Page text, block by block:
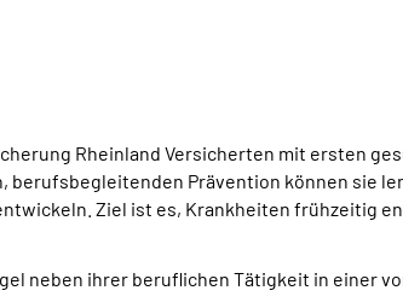
Rheinland Versicherten mit ersten
Prävention können sie
Ziel ist es, Krankheiten frühzeitig
neben ihrer beruflichen Tätigkeit in einer